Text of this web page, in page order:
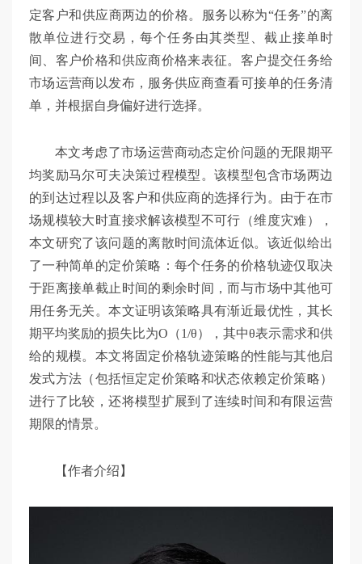
定客户和供应商两边的价格。服务以称为“任务”的离
散单位进行交易，每个任务由其类型、截止接单时
间、客户价格和供应商价格来表征。客户提交任务给
市场运营商以发布，服务供应商查看可接单的任务清
单，并根据自身偏好进行选择。
本文考虑了市场运营商动态定价问题的无限期平
均奖励马尔可夫决策过程模型。该模型包含市场两边
的到达过程以及客户和供应商的选择行为。由于在市
场规模较大时直接求解该模型不可行（维度灾难），
本文研究了该问题的离散时间流体近似。该近似给出
了一种简单的定价策略：每个任务的价格轨迹仅取决
于距离接单截止时间的剩余时间，而与市场中其他可
用任务无关。本文证明该策略具有渐近最优性，其长
期平均奖励的损失比为O（1/θ），其中θ表示需求和供
给的规模。本文将固定价格轨迹策略的性能与其他启
发式方法（包括恒定定价策略和状态依赖定价策略）
进行了比较，还将模型扩展到了连续时间和有限运营
期限的情景。
【作者介绍】